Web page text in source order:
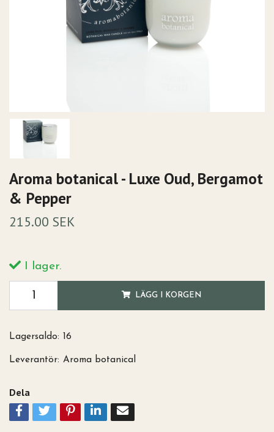
Aroma botanical - Luxe Oud, Bergamot
& Pepper
215.00 SEK
I lager.
LÄGG I KORGEN
Lagersaldo: 16
Leverantör: Aroma botanical
Dela